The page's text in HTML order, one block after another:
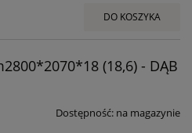
DO KOSZYKA
(18,6) - DĄB
Dostępność: na magazynie